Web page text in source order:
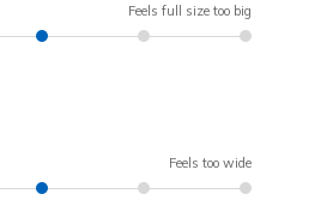
Feels full size too big
Feels too wide